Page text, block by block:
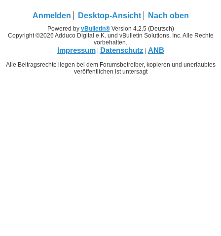
Anmelden Desktop-Ansicht Nach oben
Powered by vBulletin®Version 4.2.5 (Deutsch)
Copyright ©2026 Adduco Digital e.K. und vBulletin Solutions, Inc. Alle Rechte
vorbehalten.
Impressum| Datenschutz | ANB
Alle Beitragsrechte liegen bei dem Forumsbetreiber, kopieren und unerlaubtes
veröffentlichen ist untersagt